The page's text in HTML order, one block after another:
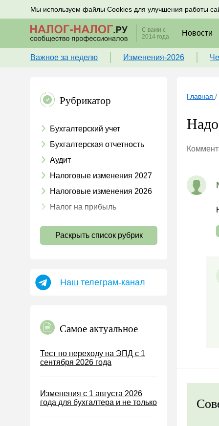
Мы используем файлы Cookies для улучшения работы
Подписывайтесь на новости по налогам, учету и
С вами с
2014 года
Новости
Важное за неделю Изменения-2026
Рубрикатор
Бухгалтерский учет
Бухгалтерская отчетность
Аудит
Налоговые изменения 2027
Налоговые изменения 2026
Налог на прибыль
Страховые взносы 2026
УСН
Земельный налог
Налог на рекламу
Торговый сбор
Туристический налог
Раскрыть список рубрик
Наш телеграм-канал
Самое актуальное
Тест по переходу на ЭПД с 1
сентября 2026 года
Изменения с 1 августа 2026
года для бухгалтера и не только
Главная /